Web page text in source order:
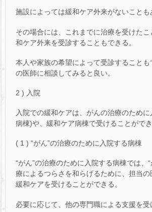
施設によっては緩和ケア外来がないことも
その場合には、これまでに治療を受けた
和ケア外来を受診することもできる。
本人や家族の希望によって受診することも
の医師に相談してみると良い。
2 ) 入院
入院での緩和ケアは、がんの治療のため
病棟)や、緩和ケア病棟で受けることができ
( 1 ) “がん”の治療のために入院する病棟
“がん”の治療のために入院する病棟では、“
療によるつらさを和らげるために、担当の
緩和ケアを受けることができる。
必要に応じて、他の専門職による支援を受